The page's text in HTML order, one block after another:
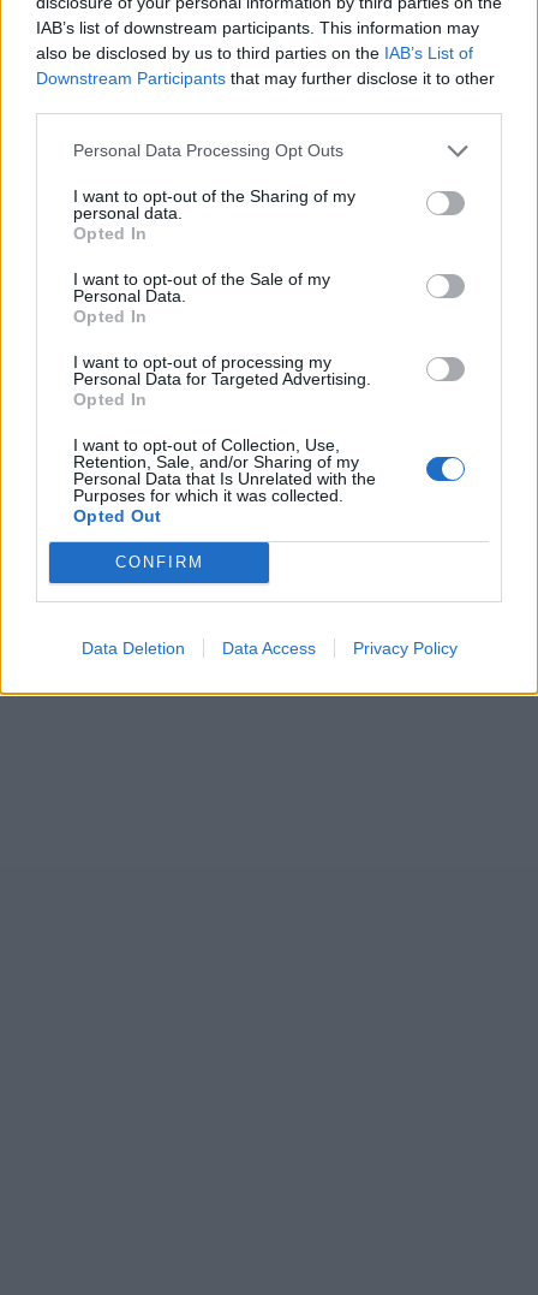
IAB’s list of downstream participants. This information may
also be disclosed by us to third parties on the IAB’s List of
Downstream Participants that may further disclose it to other
Personal Data Processing Opt Outs
I want to opt-out of the Sharing of my
personal data.
Opted In
I want to opt-out of the Sale of my
Personal Data.
Opted In
I want to opt-out of processing my
Personal Data for Targeted Advertising.
Opted In
I want to opt-out of Collection, Use,
Retention, Sale, and/or Sharing of my
Personal Data that Is Unrelated with the
Purposes for which it was collected.
Opted Out
CONFIRM
Data Deletion Data Access Privacy Policy
λειτουργήσει στο maximum τους χειμερινούς
μήνες. Μήπως στο ψυγείο ή τον μανάβη σου
έχεις λαχανικά, μυρωδικά και μπαχαρικά που
δεν έχεις ακόμη χρησιμοποιήσει; Προσθέστε
τα όλα σε μια κατσαρόλα, βάλε νερό, ζέστανέ
υπέροχο ζωμό. Εάν προσθέσεις δε και ζωμό
κρεατικών, θα έχεις μια επιπλέον ώθηση
κολλαγόνου που βοηθά τόσο το έντερο όσο
και το στομάχι σου.